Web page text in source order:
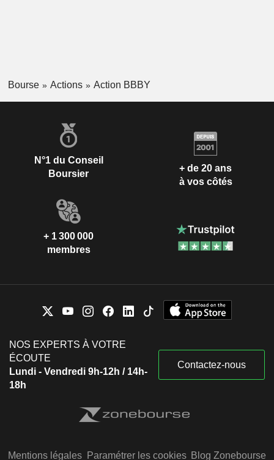
Bourse Actions Action BBBY
N°1 du Conseil
Boursier
+ de 20 ans
à vos côtés
+ 1 300 000
membres
NOS EXPERTS À VOTRE
ÉCOUTE
Lundi - Vendredi 9h-12h / 14h-
18h
Contactez-nous
Mentions légales Paramétrer les cookies Blog Zonebourse